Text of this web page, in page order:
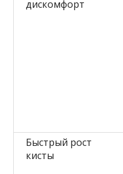
дискомфорт
Быстрый рост
кисты